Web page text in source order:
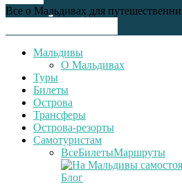
Все о Мальдивах для
Мальдивы
О Мальдивах
Туры
Билеты
Острова
Трансферы
Острова-резорты
Самотуристам
ВсеБилетыМаршруты
Блог